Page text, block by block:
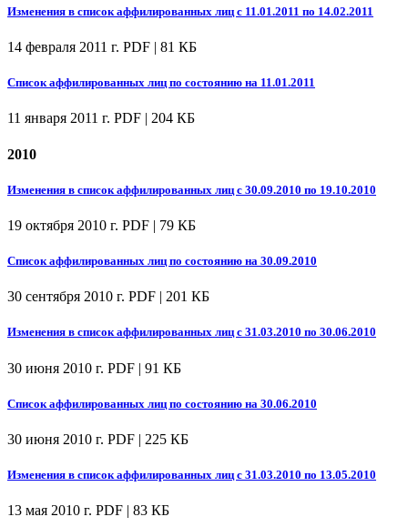
Изменения в список аффилированных лиц с 11.01.2011 по 14.02.2011
14 февраля 2011 г. PDF | 81 КБ
Список аффилированных лиц по состоянию на 11.01.2011
11 января 2011 г. PDF | 204 КБ
2010
Изменения в список аффилированных лиц с 30.09.2010 по 19.10.2010
19 октября 2010 г. PDF | 79 КБ
Список аффилированных лиц по состоянию на 30.09.2010
30 сентября 2010 г. PDF | 201 КБ
Изменения в список аффилированных лиц с 31.03.2010 по 30.06.2010
30 июня 2010 г. PDF | 91 КБ
Список аффилированных лиц по состоянию на 30.06.2010
30 июня 2010 г. PDF | 225 КБ
Изменения в список аффилированных лиц с 31.03.2010 по 13.05.2010
13 мая 2010 г. PDF | 83 КБ